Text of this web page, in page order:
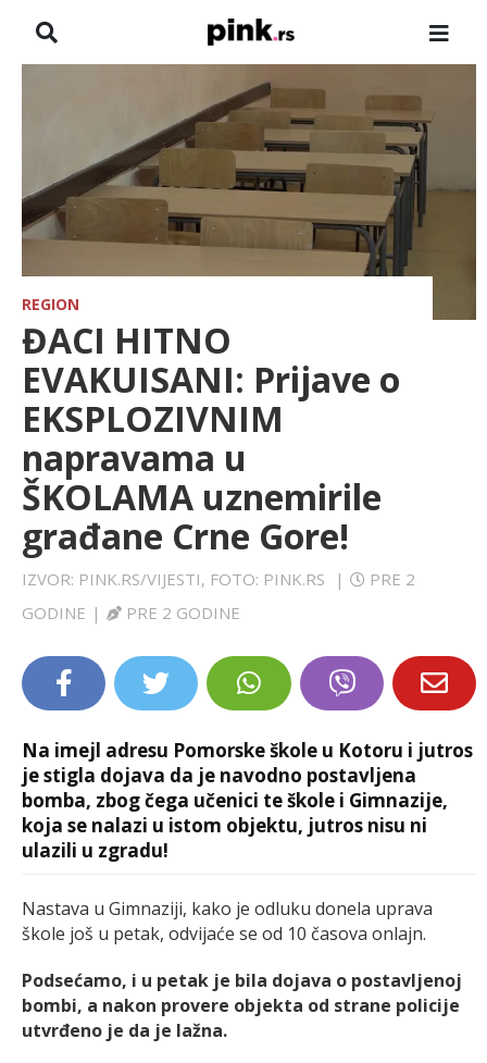
ZADRUGA
SHOWBIZ
HRONIKA
FARMERI
TV
SPORT
LIFESTYLE
REGION
ĐACI HITNO
EVAKUISANI: Prijave o
EKSPLOZIVNIM
napravama u
ŠKOLAMA uznemirile
građane Crne Gore!
IZVOR: PINK.RS/VIJESTI, FOTO: PINK.RS |
PRE 2
GODINE | PRE 2 GODINE
Na imejl adresu Pomorske škole u Kotoru i jutros
je stigla dojava da je navodno postavljena
bomba, zbog čega učenici te škole i Gimnazije,
koja se nalazi u istom objektu, jutros nisu ni
ulazili u zgradu!
Nastava u Gimnaziji, kako je odluku donela uprava
škole još u petak, odvijaće se od 10 časova onlajn.
Podsećamo, i u petak je bila dojava o postavljenoj
bombi, a nakon provere objekta od strane policije
utvrđeno je da je lažna.